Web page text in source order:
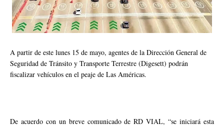
A partir de este lunes 15 de mayo, agentes de la Dirección General de
Seguridad de Tránsito y Transporte Terrestre (Digesett) podrán
fiscalizar vehículos en el peaje de Las Américas.
De acuerdo con un breve comunicado de RD VIAL, “se iniciará esta